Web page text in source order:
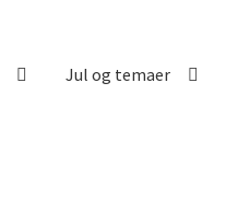
Jul og temaer